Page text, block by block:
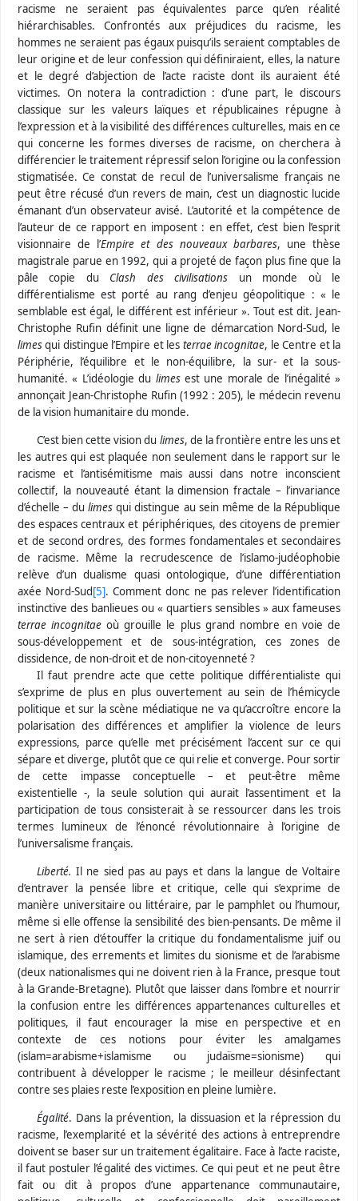
racisme ne seraient pas équivalentes parce qu’en réalité
hiérarchisables. Confrontés aux préjudices du racisme, les
hommes ne seraient pas égaux puisqu’ils seraient comptables de
leur origine et de leur confession qui définiraient, elles, la nature
et le degré d’abjection de l’acte raciste dont ils auraient été
victimes. On notera la contradiction : d’une part, le discours
classique sur les valeurs laïques et républicaines répugne à
l’expression et à la visibilité des différences culturelles, mais en ce
qui concerne les formes diverses de racisme, on cherchera à
différencier le traitement répressif selon l’origine ou la confession
stigmatisée. Ce constat de recul de l’universalisme français ne
peut être récusé d’un revers de main, c’est un diagnostic lucide
émanant d’un observateur avisé. L’autorité et la compétence de
l’auteur de ce rapport en imposent : en effet, c’est bien l’esprit
visionnaire de l’Empire et des nouveaux barbares, une thèse
magistrale parue en 1992, qui a projeté de façon plus fine que la
pâle copie du Clash des civilisations un monde où le
différentialisme est porté au rang d’enjeu géopolitique : « le
semblable est égal, le différent est inférieur ». Tout est dit. Jean-
Christophe Rufin définit une ligne de démarcation Nord-Sud, le
limesqui distingue l’Empire et les terrae incognitae, le Centre et la
Périphérie, l’équilibre et le non-équilibre, la sur- et la sous-
humanité. « L’idéologie du limesest une morale de l’inégalité »
annonçait Jean-Christophe Rufin (1992 : 205), le médecin revenu
de la vision humanitaire du monde.
C’est bien cette vision du limes, de la frontière entre les uns et
les autres qui est plaquée non seulement dans le rapport sur le
racisme et l’antisémitisme mais aussi dans notre inconscient
collectif, la nouveauté étant la dimension fractale – l’invariance
d’échelle – dulimes qui distingue au sein même de la République
des espaces centraux et périphériques, des citoyens de premier
et de second ordres, des formes fondamentales et secondaires
de racisme. Même la recrudescence de l’islamo-judéophobie
relève d’un dualisme quasi ontologique, d’une différentiation
axée Nord-Sud[5]. Comment donc ne pas relever l’identification
instinctive des banlieues ou « quartiers sensibles » aux fameuses
terrae incognitae où grouille le plus grand nombre en voie de
sous-développement et de sous-intégration, ces zones de
dissidence, de non-droit et de non-citoyenneté ?
Il faut prendre acte que cette politique différentialiste qui
s’exprime de plus en plus ouvertement au sein de l’hémicycle
politique et sur la scène médiatique ne va qu’accroître encore la
polarisation des différences et amplifier la violence de leurs
expressions, parce qu’elle met précisément l’accent sur ce qui
sépare et diverge, plutôt que ce qui relie et converge. Pour sortir
de cette impasse conceptuelle – et peut-être même
existentielle -, la seule solution qui aurait l’assentiment et la
participation de tous consisterait à se ressourcer dans les trois
termes lumineux de l’énoncé révolutionnaire à l’origine de
l’universalisme français.
Liberté. Il ne sied pas au pays et dans la langue de Voltaire
d’entraver la pensée libre et critique, celle qui s’exprime de
manière universitaire ou littéraire, par le pamphlet ou l’humour,
même si elle offense la sensibilité des bien-pensants. De même il
ne sert à rien d’étouffer la critique du fondamentalisme juif ou
islamique, des errements et limites du sionisme et de l’arabisme
(deux nationalismes qui ne doivent rien à la France, presque tout
à la Grande-Bretagne). Plutôt que laisser dans l’ombre et nourrir
la confusion entre les différences appartenances culturelles et
politiques, il faut encourager la mise en perspective et en
contexte de ces notions pour éviter les amalgames
(islam=arabisme+islamisme ou judaïsme=sionisme) qui
contribuent à développer le racisme ; le meilleur désinfectant
contre ses plaies reste l’exposition en pleine lumière.
Égalité. Dans la prévention, la dissuasion et la répression du
racisme, l’exemplarité et la sévérité des actions à entreprendre
doivent se baser sur un traitement égalitaire. Face à l’acte raciste,
il faut postuler l’égalité des victimes. Ce qui peut et ne peut être
fait ou dit à propos d’une appartenance communautaire,